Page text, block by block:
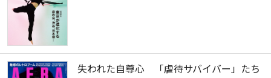
失われた自尊心 「虐待サバイバー」たち